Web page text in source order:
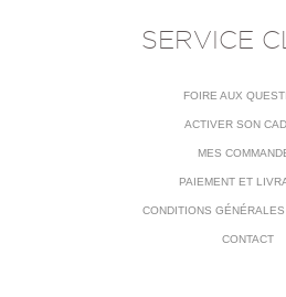
SERVICE
FOIRE AUX
ACTIVER SON
MES
PAIEMENT ET
CONDITIONS
CONTACT